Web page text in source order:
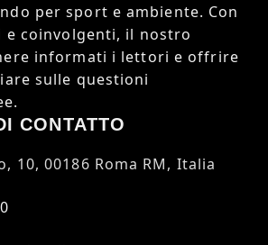
per sport e ambiente. Con
coinvolgenti, il nostro
informati i lettori e offrire
sulle questioni
CONTATTO
10, 00186 Roma RM, Italia